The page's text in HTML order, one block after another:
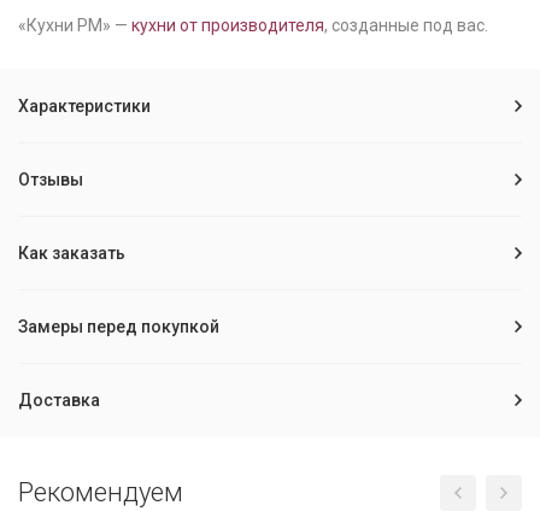
«Кухни РМ» — кухни от производителя, созданные под вас.
Характеристики
Отзывы
Как заказать
Замеры перед покупкой
Доставка
Рекомендуем